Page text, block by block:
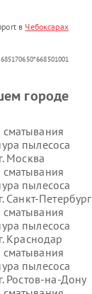
в Чебоксарах
городе
пылесоса
Москва
пылесоса
Санкт-Петербург
пылесоса
Краснодар
пылесоса
Ростов-на-Дону